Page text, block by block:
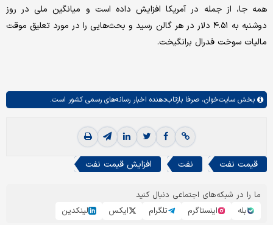
همه جا، از جمله در آمریکا افزایش داده است و میانگین ملی در روز
دوشنبه به ۴.۵۱ دلار در هر گالن رسید و بحث‌هایی را در مورد تعلیق موقت
مالیات سوخت فدرال برانگیخت.
بخش سایت‌خوان، صرفا بازتاب‌دهنده اخبار رسانه‌های رسمی کشور است.
قیمت نفت نفت افزایش قیمت نفت
ما را در شبکه‌های اجتماعی دنبال کنید
بله
اینستاگرم تلگرام ایکس لینکدین